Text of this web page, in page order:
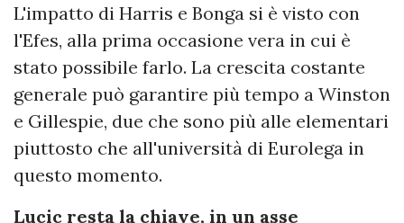
L'impatto di Harris e Bonga si è visto con
l'Efes, alla prima occasione vera in cui è
stato possibile farlo. La crescita costante
generale può garantire più tempo a Winston
e Gillespie, due che sono più alle elementari
piuttosto che all'università di Eurolega in
questo momento.
Lucic resta la chiave, in un asse